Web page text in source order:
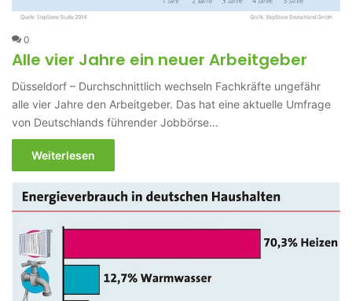
0
Alle vier Jahre ein neuer Arbeitgeber
Düsseldorf – Durchschnittlich wechseln Fachkräfte ungefähr
alle vier Jahre den Arbeitgeber. Das hat eine aktuelle Umfrage
von Deutschlands führender Jobbörse…
Weiterlesen